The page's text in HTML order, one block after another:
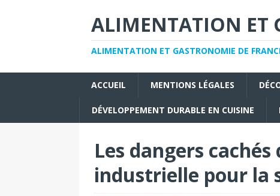
ALIMENTATION ET
ALIMENTATION ET GASTRONOMIE DE
ACCUEIL MENTIONS LÉGALES
DÉVELOPPEMENT DURABLE EN CUISINE
Les dangers
industrielle pour la